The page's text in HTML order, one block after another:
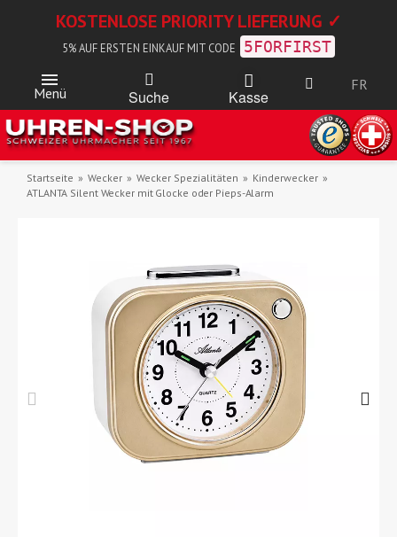
KOSTENLOSE PRIORITY LIEFERUNG ✓
5% AUF ERSTEN EINKAUF MIT CODE 5FORFIRST
Menü Suche Kasse
FR
Startseite Wecker Wecker Spezialitäten
Kinderwecker
ATLANTA Silent Wecker mit Glocke oder Pieps-Alarm